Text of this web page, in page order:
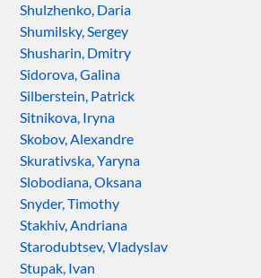
Shulzhenko, Daria
Shumilsky, Sergey
Shusharin, Dmitry
Sidorova, Galina
Silberstein, Patrick
Sitnikova, Iryna
Skobov, Alexandre
Skurativska, Yaryna
Slobodiana, Oksana
Snyder, Timothy
Stakhiv, Andriana
Starodubtsev, Vladyslav
Stupak, Ivan